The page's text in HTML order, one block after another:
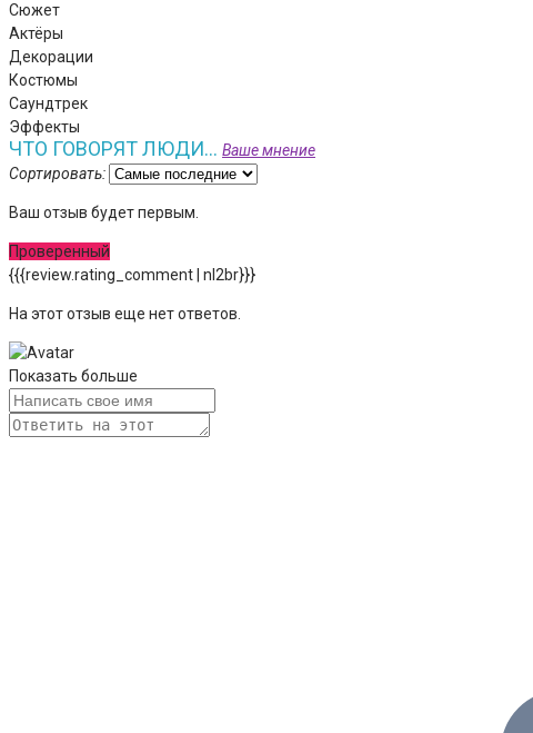
Сюжет
Актёры
Декорации
Костюмы
Саундтрек
Эффекты
ЧТО ГОВОРЯТ ЛЮДИ... Ваше мнение
Сортировать:
Ваш отзыв будет первым.
Проверенный
{{{review.rating_comment | nl2br}}}
На этот отзыв еще нет ответов.
Показать больше